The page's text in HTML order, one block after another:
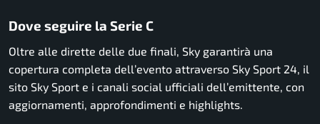
Dove seguire la Serie C
Oltre alle dirette delle due finali, Sky garantirà una
copertura completa dell’evento attraverso Sky Sport 24, il
sito Sky Sport e i canali social ufficiali dell’emittente, con
aggiornamenti, approfondimenti e highlights.